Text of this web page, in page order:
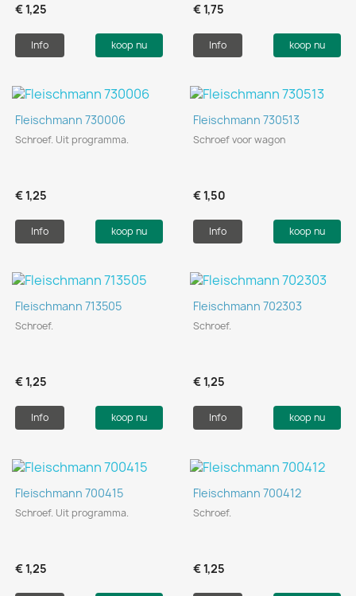
€ 1,25
Info koop nu
€ 1,75
Info koop nu
Fleischmann 730006
Schroef. Uit programma.
€ 1,25
Info koop nu
Fleischmann 730513
Schroef voor wagon
€ 1,50
Info koop nu
Fleischmann 713505
Schroef.
€ 1,25
Info koop nu
Fleischmann 702303
Schroef.
€ 1,25
Info koop nu
Fleischmann 700415
Schroef. Uit programma.
€ 1,25
Fleischmann 700412
Schroef.
€ 1,25